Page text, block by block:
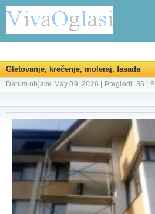
Gletovanje, krečenje, moleraj, fasada
Datum objave May 09, 2026 | Pregledi: 36 |